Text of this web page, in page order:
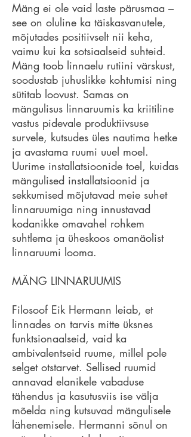
Mäng ei ole vaid laste pärusmaa –
see on oluline ka täiskasvanutele,
mõjutades positiivselt nii keha,
vaimu kui ka sotsiaalseid suhteid.
Mäng toob linnaelu rutiini värskust,
soodustab juhuslikke kohtumisi ning
sütitab loovust. Samas on
mängulisus linnaruumis ka kriitiline
vastus pidevale produktiivsuse
survele, kutsudes üles nautima hetke
ja avastama ruumi uuel moel.
Uurime installatsioonide toel, kuidas
mängulised installatsioonid ja
sekkumised mõjutavad meie suhet
linnaruumiga ning innustavad
kodanikke omavahel rohkem
suhtlema ja üheskoos omanäolist
linnaruumi looma.
MÄNG LINNARUUMIS
​Filosoof Eik Hermann leiab, et
linnades on tarvis mitte üksnes
funktsionaalseid, vaid ka
ambivalentseid ruume, millel pole
selget otstarvet. Sellised ruumid
annavad elanikele vabaduse
tähendus ja kasutusviis ise välja
mõelda ning kutsuvad mängulisele
lähenemisele. Hermanni sõnul on